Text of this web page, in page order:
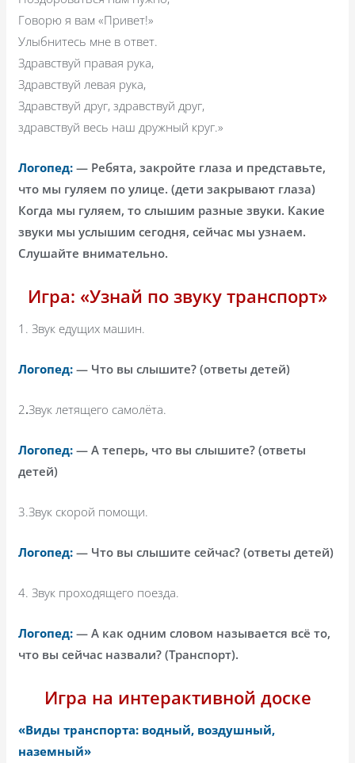
Говорю я вам «Привет!»
Улыбнитесь мне в ответ.
Здравствуй правая рука,
Здравствуй левая рука,
Здравствуй друг, здравствуй друг,
здравствуй весь наш дружный круг.»
Логопед: — Ребята, закройте глаза и представьте,
что мы гуляем по улице. (дети закрывают глаза)
Когда мы гуляем, то слышим разные звуки. Какие
звуки мы услышим сегодня, сейчас мы узнаем.
Слушайте внимательно.
Игра: «Узнай по звуку транспорт»
1. Звук едущих машин.
Логопед: — Что вы слышите? (ответы детей)
2.Звук летящего самолёта.
Логопед: — А теперь, что вы слышите? (ответы
детей)
3.Звук скорой помощи.
Логопед: — Что вы слышите сейчас? (ответы детей)
4. Звук проходящего поезда.
Логопед: — А как одним словом называется всё то,
что вы сейчас назвали? (Транспорт).
Игра на интерактивной доске
«Виды транспорта: водный, воздушный,
наземный»